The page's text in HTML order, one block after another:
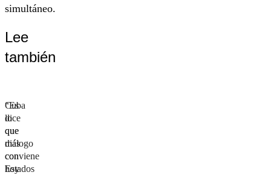
simultáneo.
Lee
también
Cuba
dice
que
diálogo
con
Estados
“Es
lo
que
más
conviene
hoy